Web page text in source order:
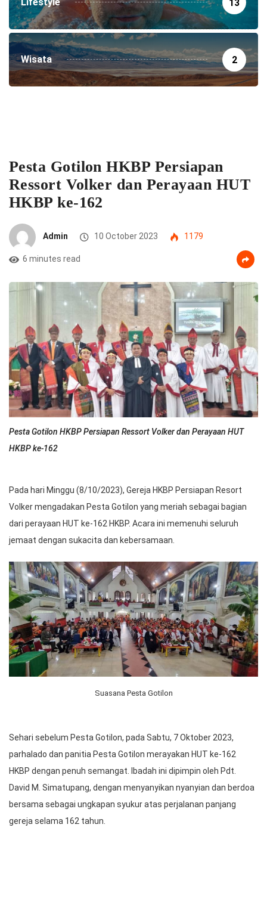
13
Wisata 2
Pesta Gotilon HKBP Persiapan
Ressort Volker dan Perayaan HUT
HKBP ke-162
Admin 10 October 2023 1179
6 minutes read
Pesta Gotilon HKBP Persiapan Ressort Volker dan Perayaan HUT
HKBP ke-162
Pada hari Minggu (8/10/2023), Gereja HKBP Persiapan Resort
Volker mengadakan Pesta Gotilon yang meriah sebagai bagian
dari perayaan HUT ke-162 HKBP. Acara ini memenuhi seluruh
jemaat dengan sukacita dan kebersamaan.
Suasana Pesta Gotilon
Sehari sebelum Pesta Gotilon, pada Sabtu, 7 Oktober 2023,
parhalado dan panitia Pesta Gotilon merayakan HUT ke-162
HKBP dengan penuh semangat. Ibadah ini dipimpin oleh Pdt.
David M. Simatupang, dengan menyanyikan nyanyian dan berdoa
bersama sebagai ungkapan syukur atas perjalanan panjang
gereja selama 162 tahun.